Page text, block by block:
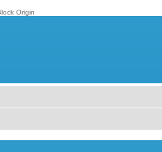
Origin